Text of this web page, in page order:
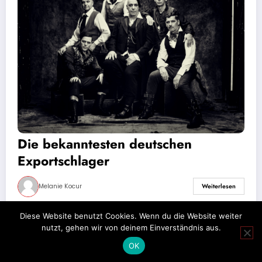
Die bekanntesten deutschen
Exportschlager
Melanie Kocur Weiterlesen
Datenschutz
Diese Website benutzt Cookies. Wenn du die Website weiter
nutzt, gehen wir von deinem Einverständnis aus.
OK